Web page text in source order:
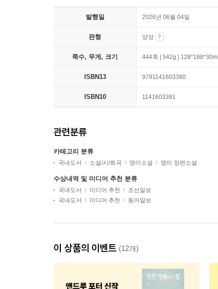
발행일 2026년 06월 04일
판형 양장
쪽수, 무게, 크기 444쪽 | 542g |
ISBN13 9791141603380
ISBN10 1141603381
관련분류
카테고리 분류
국내도서 소설/시/희곡 영미소설 영미 장편소설
수상내역 및 미디어 추천 분류
국내도서 미디어 추천
조선일보
국내도서
미디어 추천 동아일보
이 상품의 이벤트 (12개)